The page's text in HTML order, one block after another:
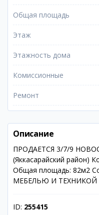
Общая площадь
Этаж
Этажность дома
Комиссионные
Ремонт
Описание
ПРОДАЕТСЯ 3/7/9
(Яккасарайский район)
Общая площадь: 82м2
МЕБЕЛЬЮ И ТЕХНИКОЙ
ID: 255415